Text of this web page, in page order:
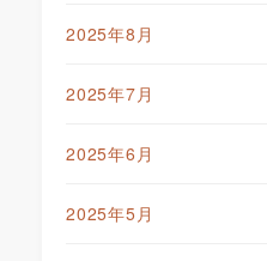
2025年8月
2025年7月
2025年6月
2025年5月